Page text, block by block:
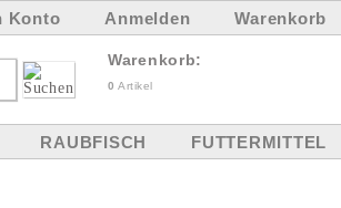
Konto Anmelden Warenkorb
Warenkorb:
0 Artikel
RAUBFISCH FUTTERMITTEL